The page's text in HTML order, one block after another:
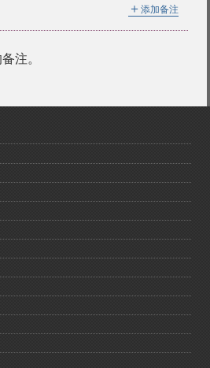
＋ 添加备注
注。